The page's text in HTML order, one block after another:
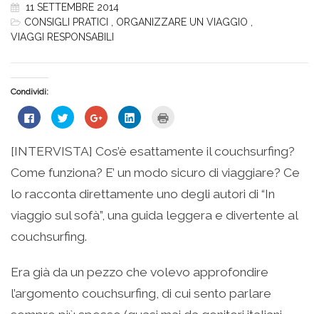
11 SETTEMBRE 2014
CONSIGLI PRATICI
ORGANIZZARE UN VIAGGIO
VIAGGI RESPONSABILI
Condividi:
Fai
clic
su
Facebook
apre
una
nuova
finestra)
Fai
clic
condividere
su
Twitter
(Si
in
una
nuova
finestra)
Fai
clic
condividere
su
Google+
(Si
in
una
finestra)
Fai
clic
condividere
su
LinkedIn
(Si
in
una
nuova
finestra)
stampare
(Si
apre
in
nuova
finestra)
[INTERVISTA] Cos’è esattamente il couchsurfing?
Come funziona? E’ un modo sicuro di viaggiare? Ce
lo racconta direttamente uno degli autori di “In
viaggio sul sofà”, una guida leggera e divertente al
couchsurfing.
Era già da un pezzo che volevo approfondire
l’argomento couchsurfing, di cui sento parlare